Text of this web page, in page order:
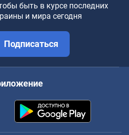
быть в курсе последних
и мира сегодня
Подписаться